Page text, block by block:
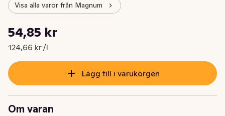
Visa alla varor från Magnum
Nuvarande pris är: 54,85 kr
54,85 kr
124,66 kr /l
Styckpris: 124,66 kr /l
Lägg till i varukorgen
Om varan